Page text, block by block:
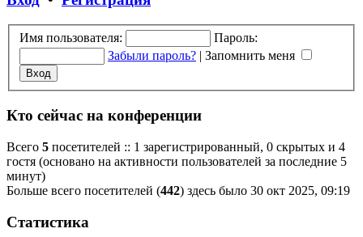
Имя пользователя:
Пароль:
Забыли пароль? | Запомнить меня
Кто сейчас на конференции
Всего 5 посетителей :: 1 зарегистрированный, 0 скрытых и 4
гостя (основано на активности пользователей за последние 5
минут)
Больше всего посетителей (442) здесь было 30 окт 2025, 09:19
Статистика